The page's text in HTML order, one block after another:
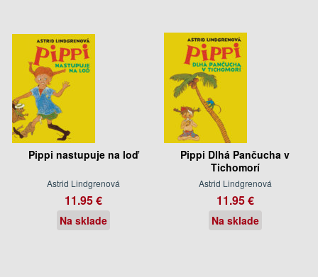
Pippi nastupuje na loď
Astrid Lindgrenová
11.95 €
Na sklade
Pippi Dlhá Pančucha v
Tichomorí
Astrid Lindgrenová
11.95 €
Na sklade